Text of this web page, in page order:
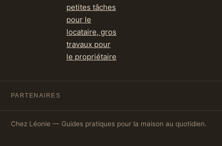
petites tâches
pour le
locataire, gros
travaux pour
le propriétaire
PARTENAIRES
Chez Léonie — Guides pratiques pour la maison au quotidien.